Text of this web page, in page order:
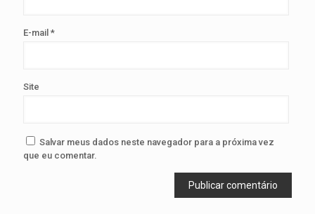
E-mail *
Site
Salvar meus dados neste navegador para a próxima vez
que eu comentar.